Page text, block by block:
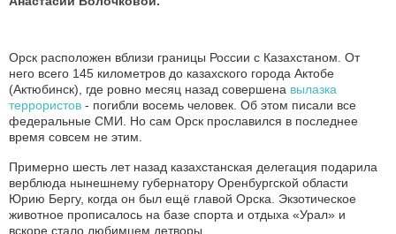
Орск расположен вблизи границы России с Казахстаном. От
него всего 145 километров до казахского города Актобе
(Актюбинск), где ровно месяц назад совершена вылазка
террористов - погибли восемь человек. Об этом писали все
федеральные СМИ. Но сам Орск прославился в последнее
время совсем не этим.
Примерно шесть лет назад казахстанская делегация подарила
верблюда нынешнему губернатору Оренбургской области
Юрию Бергу, когда он был ещё главой Орска. Экзотическое
животное прописалось на базе спорта и отдыха «Урал» и
вскоре стало любимцем детворы.